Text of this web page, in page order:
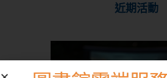
近期活動